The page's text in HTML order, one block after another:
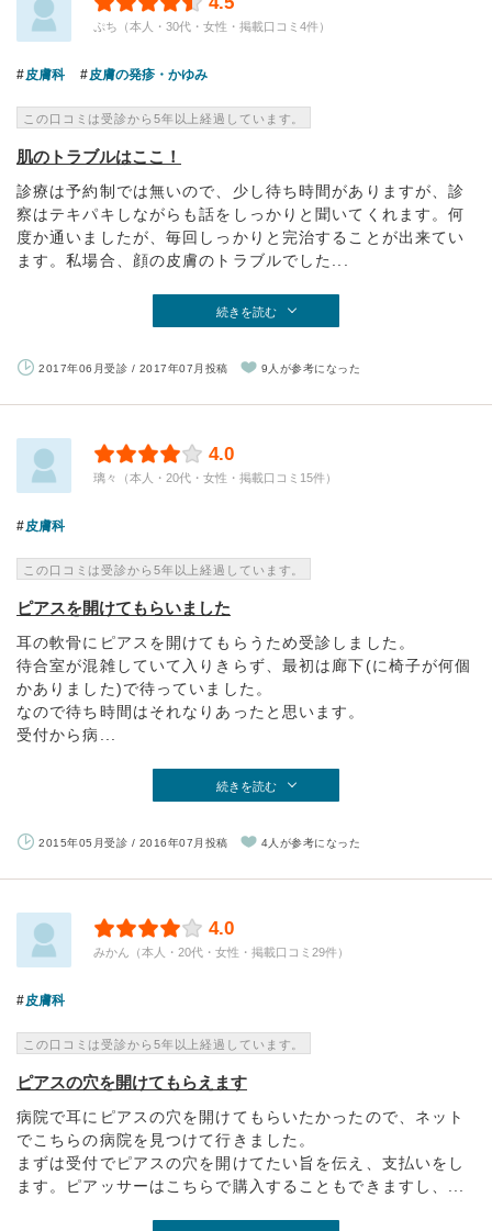
ぷち（本人・30代・女性・掲載口コミ4件）
皮膚科 皮膚の発疹・かゆみ
この口コミは受診から5年以上経過しています。
肌のトラブルはここ！
診療は予約制では無いので、少し待ち時間がありますが、診
察はテキパキしながらも話をしっかりと聞いてくれます。何
度か通いましたが、毎回しっかりと完治することが出来てい
ます。私場合、顔の皮膚のトラブルでした...
続きを読む
2017年06月受診 / 2017年07月投稿 9人が参考になった
4.0
璃々（本人・20代・女性・掲載口コミ15件）
皮膚科
この口コミは受診から5年以上経過しています。
ピアスを開けてもらいました
耳の軟骨にピアスを開けてもらうため受診しました。
待合室が混雑していて入りきらず、最初は廊下(に椅子が何個
かありました)で待っていました。
なので待ち時間はそれなりあったと思います。
受付から病...
続きを読む
2015年05月受診 / 2016年07月投稿 4人が参考になった
4.0
みかん（本人・20代・女性・掲載口コミ29件）
皮膚科
この口コミは受診から5年以上経過しています。
ピアスの穴を開けてもらえます
病院で耳にピアスの穴を開けてもらいたかったので、ネット
でこちらの病院を見つけて行きました。
まずは受付でピアスの穴を開けてたい旨を伝え、支払いをし
ます。ピアッサーはこちらで購入することもできますし、...